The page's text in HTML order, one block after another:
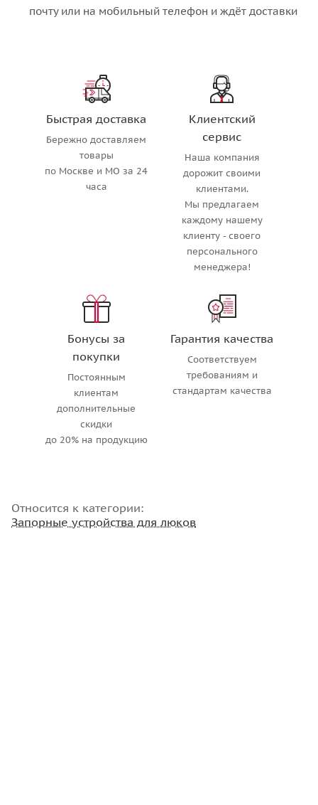
почту или на мобильный телефон и ждёт доставки
Быстрая доставка
Бережно доставляем
товары
по Москве и МО за 24
часа
Клиентский
сервис
Наша компания
дорожит своими
клиентами.
Мы предлагаем
каждому нашему
клиенту - своего
персонального
менеджера!
Бонусы за
покупки
Постоянным
клиентам
дополнительные
скидки
до 20% на продукцию
Гарантия качества
Соответствуем
требованиям и
стандартам качества
Относится к категории:
Запорные устройства для люков